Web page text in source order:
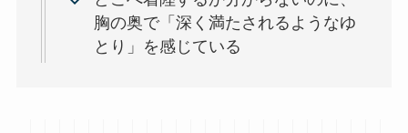
胸の奥で「深く満たされるようなゆ
とり」を感じている